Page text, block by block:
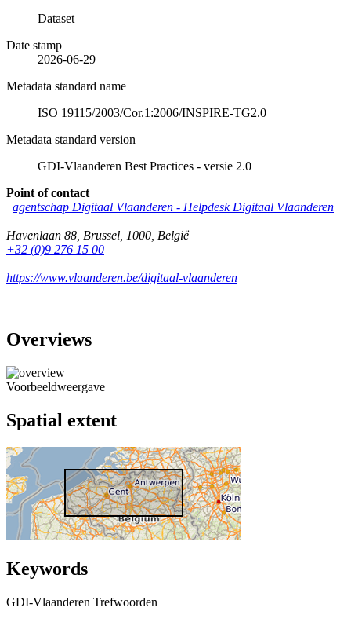
Dataset
Date stamp
2026-06-29
Metadata standard name
ISO 19115/2003/Cor.1:2006/INSPIRE-TG2.0
Metadata standard version
GDI-Vlaanderen Best Practices - versie 2.0
Point of contact
agentschap Digitaal Vlaanderen - Helpdesk Digitaal Vlaanderen
Havenlaan 88 Brussel 1000 België
+32 (0)9 276 15 00
https://www.vlaanderen.be/digitaal-vlaanderen
Overviews
Voorbeeldweergave
Spatial extent
Keywords
GDI-Vlaanderen Trefwoorden